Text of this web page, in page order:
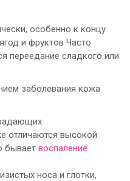
особенно к концу
и фруктов Часто
переедание сладкого или
заболевания кожа
отличаются высокой
бывает воспаление
носа и глотки,